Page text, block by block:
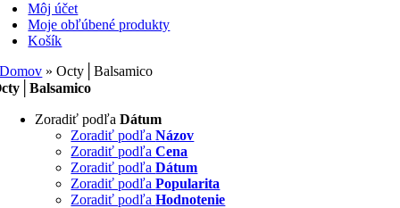
Môj účet
Moje obľúbené produkty
Košík
Domov »Octy│Balsamico
Zoradiť podľaDátum
Zoradiť podľaNázov
Zoradiť podľaCena
Zoradiť podľaDátum
Zoradiť podľaPopularita
Zoradiť podľaHodnotenie